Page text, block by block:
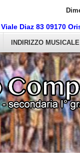
INDIRIZZO MUSICALE
Diaz 83 09170